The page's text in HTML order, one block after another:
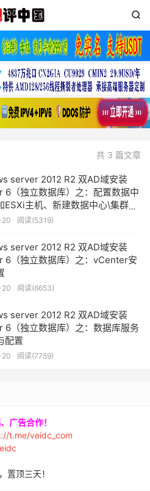

共 3 篇文章
server 2012 R2 双AD域安装
6（独立数据库）之：配置数据中
ESXi主机、新建数据中心\集群
阅读(5319)
server 2012 R2 双AD域安装
6（独立数据库）之：vCenter安
阅读(6653)
server 2012 R2 双AD域安装
6（独立数据库）之：数据库服务
配置
阅读(7759)
广告合作！
t.me/veidc_com
置顶三天！